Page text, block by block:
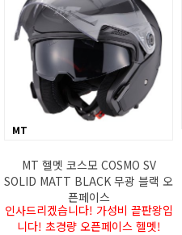
MT
MT 헬멧 코스모 COSMO SV
SOLID MATT BLACK 무광 블랙 오
픈페이스
인사드리겠습니다! 가성비 끝판왕입
니다! 초경량 오픈페이스 헬멧!